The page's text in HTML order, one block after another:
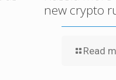
new crypto
Read